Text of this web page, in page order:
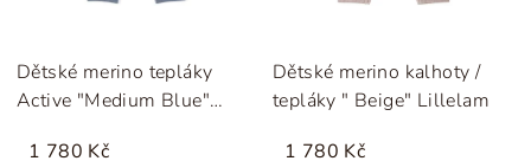
Dětské merino tepláky
Active "Medium Blue"
1 780 Kč
Dětské merino kalhoty /
tepláky " Beige" Lillelam
1 780 Kč